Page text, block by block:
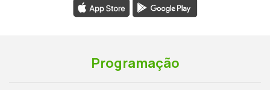
Programação